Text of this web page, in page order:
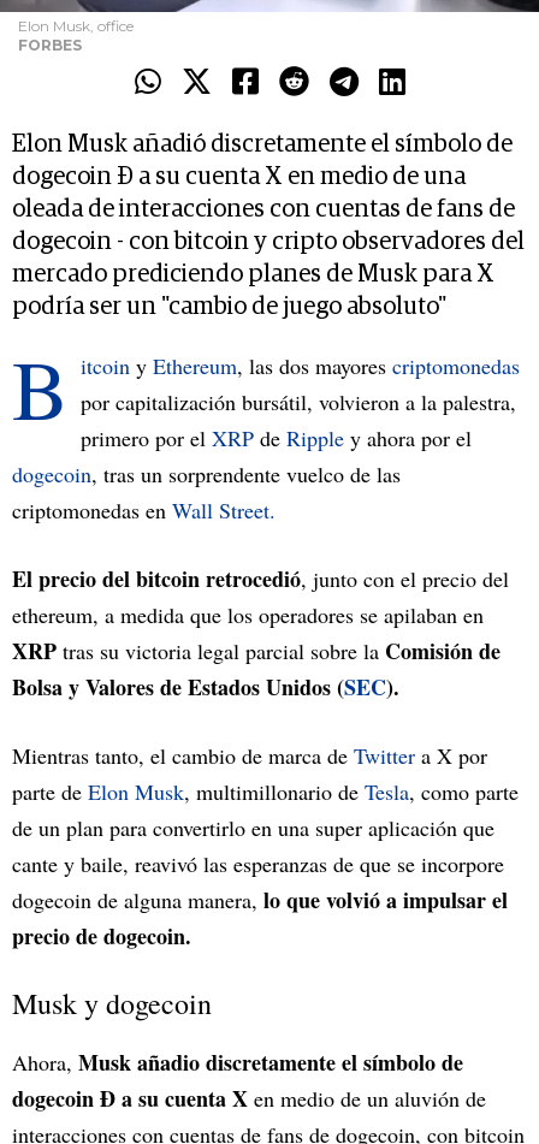
Elon Musk, office
FORBES
Elon Musk añadió discretamente el símbolo de
dogecoin Ð a su cuenta X en medio de una
oleada de interacciones con cuentas de fans de
dogecoin - con bitcoin y cripto observadores del
mercado prediciendo planes de Musk para X
podría ser un "cambio de juego absoluto"
B itcoin y Ethereum, las dos mayores criptomonedas
por capitalización bursátil, volvieron a la palestra,
primero por el XRP de Ripple y ahora por el
dogecoin, tras un sorprendente vuelco de las
criptomonedas en Wall Street.
El precio del bitcoin retrocedió, junto con el precio del
ethereum, a medida que los operadores se apilaban en
XRP tras su victoria legal parcial sobre la Comisión de
Bolsa y Valores de Estados Unidos (SEC).
Mientras tanto, el cambio de marca de Twitter a X por
parte de Elon Musk, multimillonario de Tesla, como parte
de un plan para convertirlo en una super aplicación que
cante y baile, reavivó las esperanzas de que se incorpore
dogecoin de alguna manera, lo que volvió a impulsar el
precio de dogecoin.
Musk y dogecoin
Ahora, Musk añadio discretamente el símbolo de
dogecoin Ð a su cuenta X en medio de un aluvión de
interacciones con cuentas de fans de dogecoin, con bitcoin